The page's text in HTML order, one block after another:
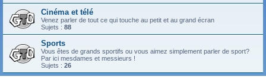
Cinéma et télé
Venez parler de tout ce qui touche au petit et au grand écran
Sujets : 88
Sports
Vous êtes de grands sportifs ou vous aimez simplement parler de sport?
Par ici mesdames et messieurs !
Sujets : 26